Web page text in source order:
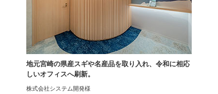
地元宮崎の県産スギや名産品を取り入れ、令和に相応
しいオフィスへ刷新。
株式会社システム開発様